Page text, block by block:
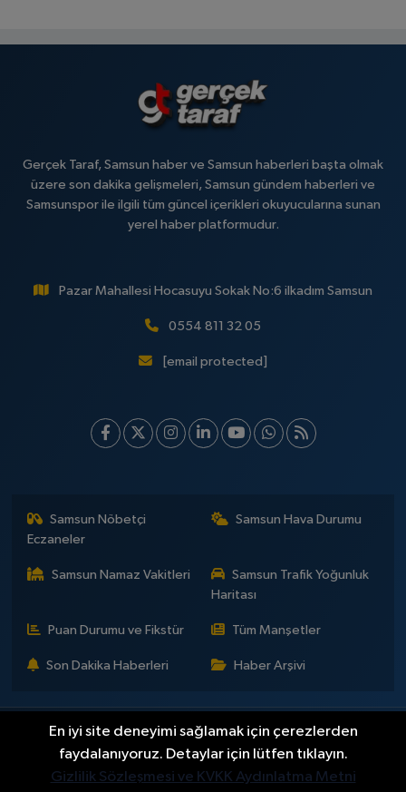
Gerçek Taraf, Samsun haber ve Samsun haberleri başta olmak
üzere son dakika gelişmeleri, Samsun gündem haberleri ve
Samsunspor ile ilgili tüm güncel içerikleri okuyucularına sunan
yerel haber platformudur.
Pazar Mahallesi Hocasuyu Sokak No:6 ilkadım Samsun
0554 811 32 05
[email protected]
Samsun Nöbetçi
Eczaneler
Samsun Hava Durumu
Samsun Namaz Vakitleri
Samsun Trafik Yoğunluk
Haritası
Puan Durumu ve Fikstür Tüm Manşetler
Son Dakika Haberleri Haber Arşivi
İLETİŞİM KÜNYE
Gizlilik Sözleşmesi
Yayın Politikaları ve Kullanım Şartları
Yayın İlkeleri
Hakkımızda
Okan Çakır kimdir?
BİLİM DÜNYA EĞİTİM EKONOMİ
GENEL
En iyi site deneyimi sağlamak için çerezlerden
faydalanıyoruz. Detaylar için lütfen tıklayın.
Gizlilik Sözleşmesi ve KVKK Aydınlatma Metni